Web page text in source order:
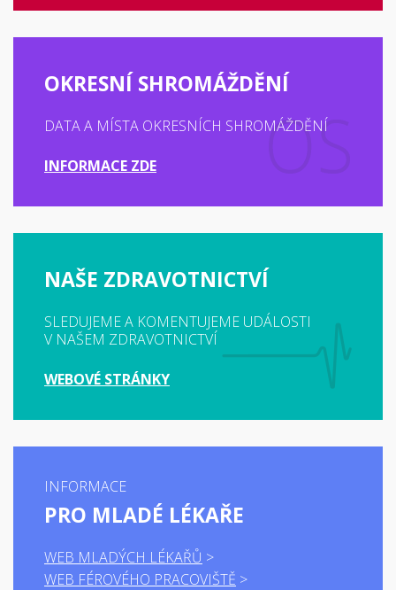
OKRESNÍ SHROMÁŽDĚNÍ
DATA A MÍSTA OKRESNÍCH SHROMÁŽDĚNÍ
INFORMACE ZDE
NAŠE ZDRAVOTNICTVÍ
SLEDUJEME A KOMENTUJEME UDÁLOSTI
V NAŠEM ZDRAVOTNICTVÍ
WEBOVÉ STRÁNKY
INFORMACE
PRO MLADÉ LÉKAŘE
WEB MLADÝCH LÉKAŘŮ
WEB FÉROVÉHO PRACOVIŠTĚ